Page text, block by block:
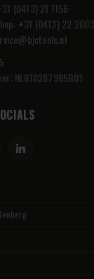
31 (0413) 21 1156
+31 (0413) 22 2003
NL810287985B01